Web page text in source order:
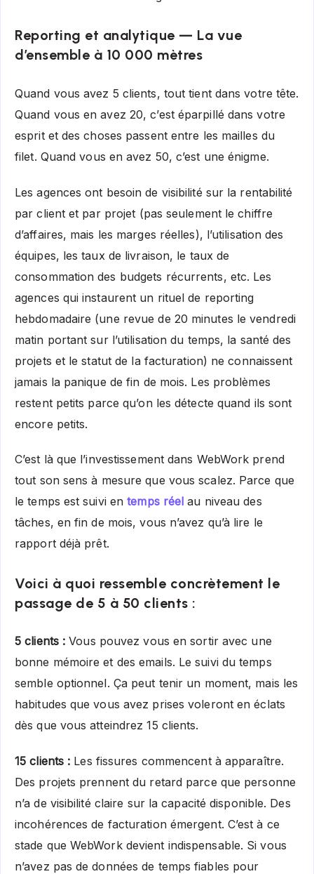
Reporting et analytique — La vue
d’ensemble à 10 000 mètres
Quand vous avez 5 clients, tout tient dans votre tête.
Quand vous en avez 20, c’est éparpillé dans votre
esprit et des choses passent entre les mailles du
filet. Quand vous en avez 50, c’est une énigme.
Les agences ont besoin de visibilité sur la rentabilité
par client et par projet (pas seulement le chiffre
d’affaires, mais les marges réelles), l’utilisation des
équipes, les taux de livraison, le taux de
consommation des budgets récurrents, etc. Les
agences qui instaurent un rituel de reporting
hebdomadaire (une revue de 20 minutes le vendredi
matin portant sur l’utilisation du temps, la santé des
projets et le statut de la facturation) ne connaissent
jamais la panique de fin de mois. Les problèmes
restent petits parce qu’on les détecte quand ils sont
encore petits.
C’est là que l’investissement dans WebWork prend
tout son sens à mesure que vous scalez. Parce que
le temps est suivi entemps réel au niveau des
tâches, en fin de mois, vous n’avez qu’à lire le
rapport déjà prêt.
Voici à quoi ressemble concrètement le
passage de 5 à 50 clients :
5 clients : Vous pouvez vous en sortir avec une
bonne mémoire et des emails. Le suivi du temps
semble optionnel. Ça peut tenir un moment, mais les
habitudes que vous avez prises voleront en éclats
dès que vous atteindrez 15 clients.
15 clients : Les fissures commencent à apparaître.
Des projets prennent du retard parce que personne
n’a de visibilité claire sur la capacité disponible. Des
incohérences de facturation émergent. C’est à ce
stade que WebWork devient indispensable. Si vous
n’avez pas de données de temps fiables pour